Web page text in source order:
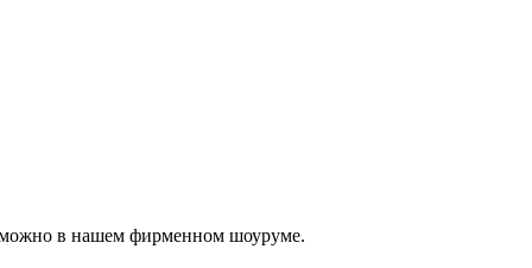
можно в нашем фирменном шоуруме.